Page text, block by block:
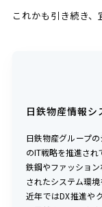
これかも引き続き、
日鉄物産情報
日鉄物産グループ
のIT戦略を推進され
鉄鋼やファッショ
されたシステム環境
近年ではDX推進や